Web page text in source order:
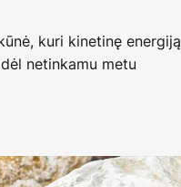
kuri kinetinę energiją
netinkamu metu